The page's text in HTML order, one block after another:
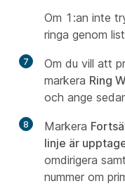
Om 1:an inte
ringa genom
7
Om du vill att
markera Ring
och ange
8 Markera
linje är
omdirigera
nummer om